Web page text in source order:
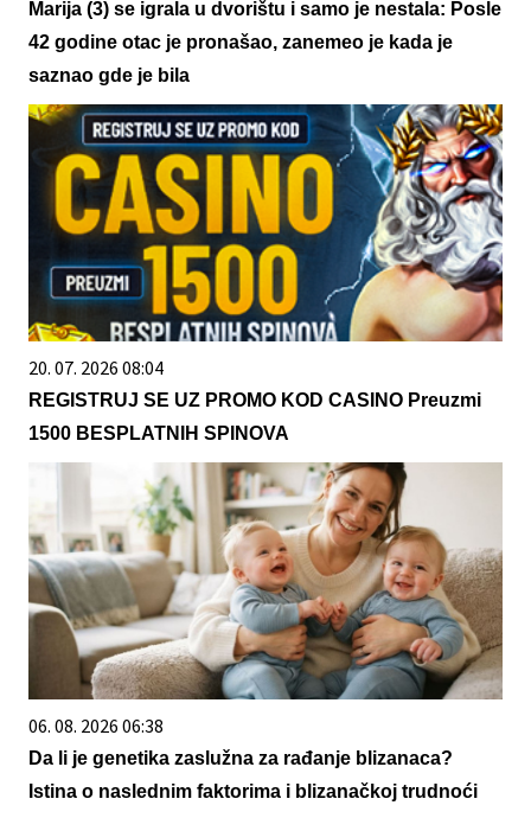
Marija (3) se igrala u dvorištu i samo je nestala: Posle
42 godine otac je pronašao, zanemeo je kada je
saznao gde je bila
20. 07. 2026 08:04
REGISTRUJ SE UZ PROMO KOD CASINO Preuzmi
1500 BESPLATNIH SPINOVA
06. 08. 2026 06:38
Da li je genetika zaslužna za rađanje blizanaca?
Istina o naslednim faktorima i blizanačkoj trudnoći